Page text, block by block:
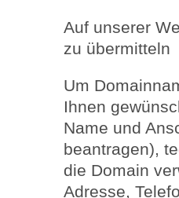
Auf unserer
zu übermitteln
Um
Ihnen
Name und
beantragen),
die Domain
Adresse,